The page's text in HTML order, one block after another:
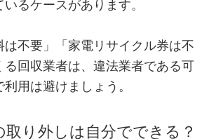
るケースがあります。
は不要」「家電リサイクル券は不
る回収業者は、違法業者である可
用は避けましょう。
り外しは自分でできる？